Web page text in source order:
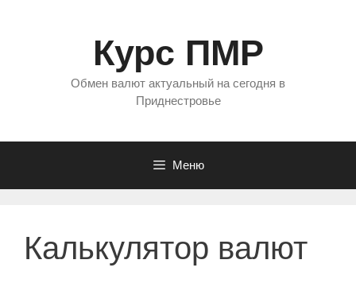
Курс ПМР
Обмен валют актуальный на сегодня в
Приднестровье
Меню
Калькулятор валют